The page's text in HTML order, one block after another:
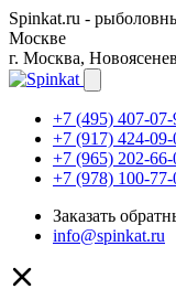
Spinkat.ru -
Москве
г. Москва,
+7 (495) 407-07-
+7 (917) 424-09-
+7 (965) 202-66-
+7 (978) 100-77-
Заказать
info@spinkat.ru